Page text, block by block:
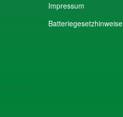
Impressum
Batteriegesetzhinweise